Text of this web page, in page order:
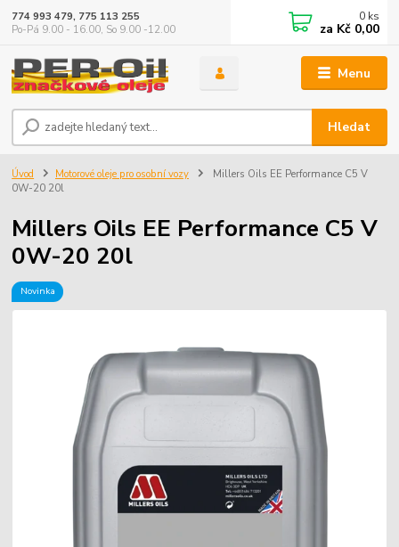
Menu
Hledat
774 993 479, 775 113 255
Po-Pá 9.00 - 16.00, So 9.00 -12.00
0 ks
za Kč 0,00
Úvod Motorové oleje pro osobní vozy
Millers Oils EE Performance C5 V
0W-20 20l
Millers Oils EE Performance C5 V
0W-20 20l
Novinka